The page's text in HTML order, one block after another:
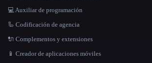
💻 Auxiliar de programación
🦾 Codificación de agencia
🔌 Complementos y extensiones
📱 Creador de aplicaciones móviles